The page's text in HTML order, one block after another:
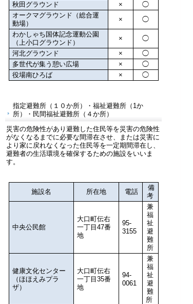
秋田グラウンド
×
◯
オークマグラウンド（総合運
動場）
×
◯
わかしゃち国体記念運動公園
（上小口グラウンド）
×
◯
河北グラウンド
×
◯
多世代が集う憩い広場
×
◯
役場南ひろば
× ◯
指定避難所（１０か所）・福祉避難所（1か
所）・民間福祉避難所（４か所）
災害の危険性があり避難した住民等を災害の危険性
がなくなるまでに必要な間滞在させ、または災害に
より家に戻れなくなった住民等を一定期間滞在し、
避難者の生活環境を確保するための施設をいいま
す。
施設名 所在地 電話
備
考
中央公民館
大口町伝右
一丁目47番
地
95-
3155
兼
福
祉
避
難
所
健康文化センター
（ほほえみプラ
ザ）
大口町伝右
一丁目35番
地
94-
0061
兼
福
祉
避
難
所